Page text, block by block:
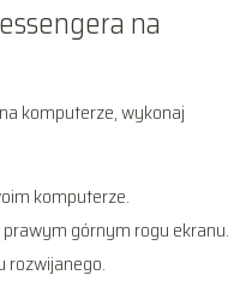
na
komputerze, wykonaj
komputerze.
górnym rogu ekranu.
rozwijanego.